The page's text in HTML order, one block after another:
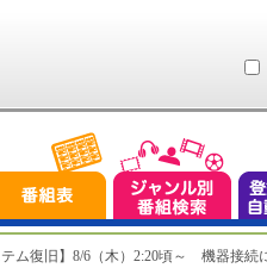
テム復旧】8/6（木）2:20頃～ 機器接続